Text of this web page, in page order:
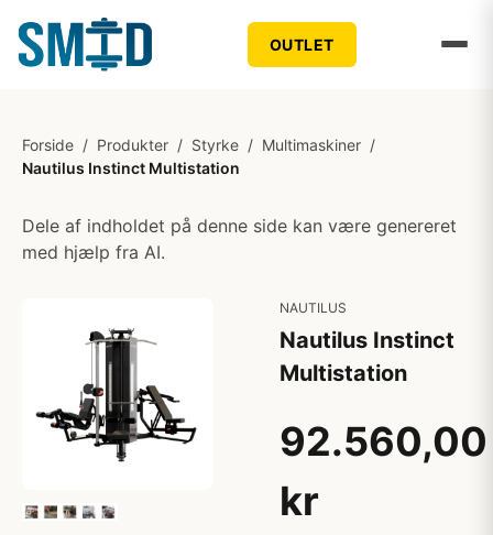
OUTLET
Forside / Produkter / Styrke / Multimaskiner /
Nautilus Instinct Multistation
Dele af indholdet på denne side kan være genereret
med hjælp fra AI.
NAUTILUS
Nautilus Instinct
Multistation
92.560,00
kr